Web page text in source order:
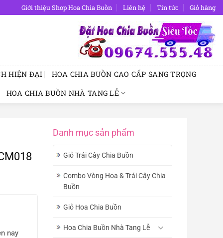
Giới thiệu Shop Hoa Chia Buồn Liên hệ Tin tức Giỏ hàng
HIỆN ĐẠI
HOA CHIA BUỒN CAO CẤP SANG TRỌNG
HOA CHIA BUỒN NHÀ TANG LỄ
Danh mục sản phẩm
Giỏ Trái Cây Chia Buồn
Combo Vòng Hoa & Trái Cây Chia
Buồn
Giỏ Hoa Chia Buồn
Hoa Chia Buồn Nhà Tang Lễ
nay